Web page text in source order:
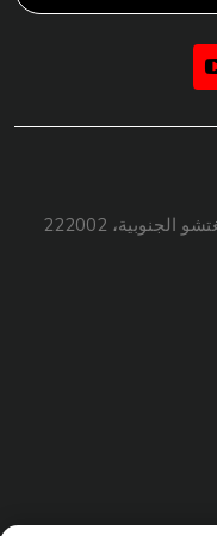
للاستهلاك.
Contact (Position): رقم 199، طريق يينغتشو الجنوبية، 222002